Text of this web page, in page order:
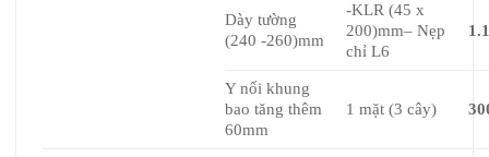
Dày tường
(240 -260)mm
-KLR (45 x
200)mm– Nẹp
chỉ L6
Y nối khung
bao tăng thêm
60mm
1 mặt (3 cây)